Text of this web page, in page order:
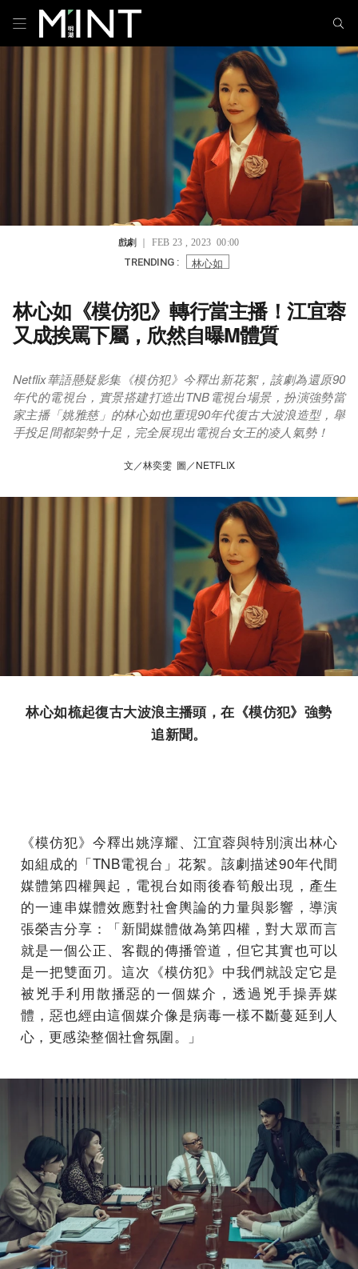
戲劇 ｜ FEB 23 , 2023 00:00
TRENDING : 林心如
林心如《模仿犯》轉行當主播！江宜蓉
又成挨罵下屬，欣然自曝M體質
Netflix華語懸疑影集《模仿犯》今釋出新花絮，該劇為還原90
年代的電視台，實景搭建打造出TNB電視台場景，扮演強勢當
家主播「姚雅慈」的林心如也重現90年代復古大波浪造型，舉
手投足間都架勢十足，完全展現出電視台女王的凌人氣勢！
文／林奕雯 圖／NETFLIX
林心如梳起復古大波浪主播頭，在《模仿犯》強勢
追新聞。
《模仿犯》今釋出姚淳耀、江宜蓉與特別演出林心
如組成的「TNB電視台」花絮。該劇描述90年代間
媒體第四權興起，電視台如雨後春筍般出現，產生
的一連串媒體效應對社會輿論的力量與影響，導演
張榮吉分享：「新聞媒體做為第四權，對大眾而言
就是一個公正、客觀的傳播管道，但它其實也可以
是一把雙面刃。這次《模仿犯》中我們就設定它是
被兇手利用散播惡的一個媒介，透過兇手操弄媒
體，惡也經由這個媒介像是病毒一樣不斷蔓延到人
心，更感染整個社會氛圍。」